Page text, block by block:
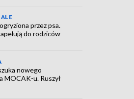
przez psa.
do rodziców
nowego
MOCAK-u. Ruszył